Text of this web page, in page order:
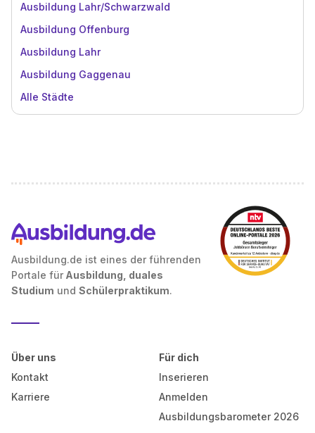
Ausbildung Lahr/Schwarzwald
Ausbildung Offenburg
Ausbildung Lahr
Ausbildung Gaggenau
Alle Städte
Ausbildung.de ist eines der führenden
Portale für Ausbildung, duales
Studium und Schülerpraktikum.
Über uns
Kontakt
Karriere
Für dich
Inserieren
Anmelden
Ausbildungsbarometer 2026